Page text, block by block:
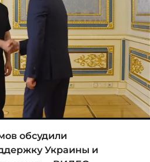
обсудили
Украины и